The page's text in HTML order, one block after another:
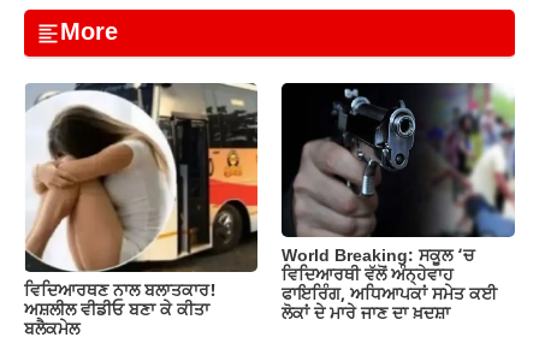
c
e
b
o
o
k
at
s
A
p
p
aile
gr
a
m
p
y
Li
n
k
ar
e
More
ਵਿਦਿਆਰਥਣ ਨਾਲ ਬਲਾਤਕਾਰ!
ਅਸ਼ਲੀਲ ਵੀਡੀਓ ਬਣਾ ਕੇ ਕੀਤਾ
ਬਲੈਕਮੇਲ
World Breaking: ਸਕੂਲ ‘ਚ
ਵਿਦਿਆਰਥੀ ਵੱਲੋਂ ਅੰਨ੍ਹੇਵਾਹ
ਫਾਇਰਿੰਗ, ਅਧਿਆਪਕਾਂ ਸਮੇਤ ਕਈ
ਲੋਕਾਂ ਦੇ ਮਾਰੇ ਜਾਣ ਦਾ ਖ਼ਦਸ਼ਾ